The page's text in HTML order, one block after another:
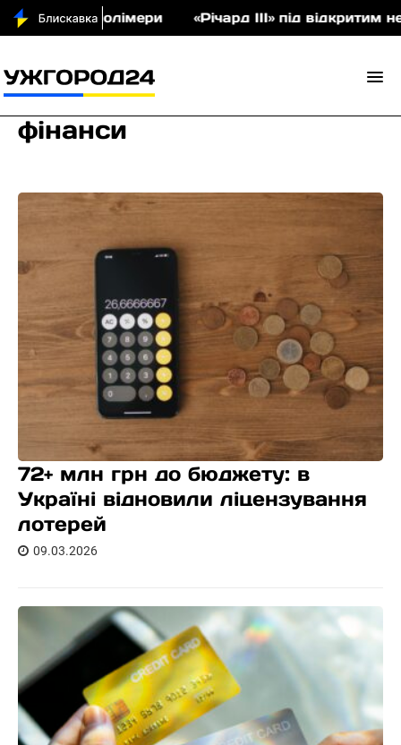
«Річард ІІІ» під відкритим небом:
фінанси
72+ млн грн до бюджету: в
Україні відновили ліцензування
лотерей
09.03.2026